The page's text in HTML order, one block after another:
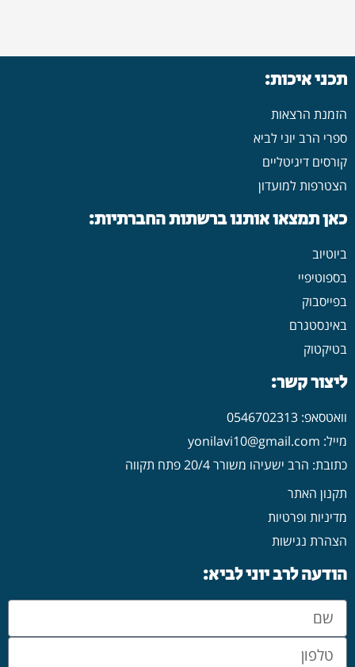
תכני איכות:
הזמנת הרצאות
ספרי הרב יוני לביא
קורסים דיגיטליים
הצטרפות למועדון
כאן תמצאו אותנו ברשתות החברתיות:
ביוטיוב
בספוטיפיי
בפייסבוק
באינסטגרם
בטיקטוק
ליצור קשר:
וואטסאפ: 0546702313
מייל: yonilavi10@gmail.com
כתובת: הרב ישעיהו משורר 20/4 פתח תקווה
תקנון האתר
מדיניות ופרטיות
הצהרת נגישות
הודעה לרב יוני לביא: